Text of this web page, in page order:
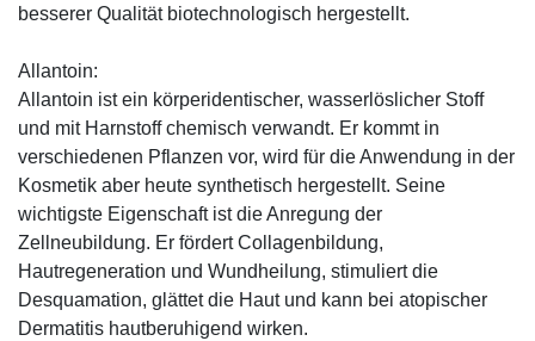
besserer Qualität biotechnologisch hergestellt.
Allantoin:
Allantoin ist ein körperidentischer, wasserlöslicher Stoff
und mit Harnstoff chemisch verwandt. Er kommt in
verschiedenen Pflanzen vor, wird für die Anwendung in der
Kosmetik aber heute synthetisch hergestellt. Seine
wichtigste Eigenschaft ist die Anregung der
Zellneubildung. Er fördert Collagenbildung,
Hautregeneration und Wundheilung, stimuliert die
Desquamation, glättet die Haut und kann bei atopischer
Dermatitis hautberuhigend wirken.